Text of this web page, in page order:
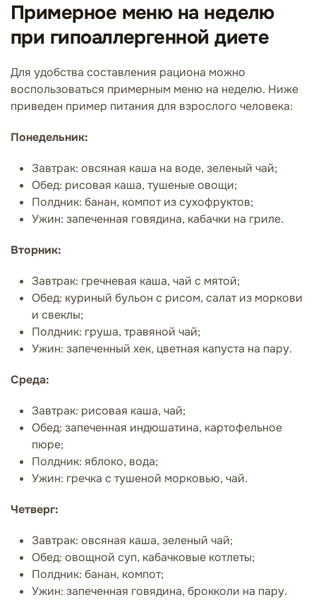
Примерное меню на неделю
при гипоаллергенной диете
Для удобства составления рациона можно
воспользоваться примерным меню на неделю. Ниже
приведен пример питания для взрослого человека:
Понедельник:
Завтрак: овсяная каша на воде, зеленый чай;
Обед: рисовая каша, тушеные овощи;
Полдник: банан, компот из сухофруктов;
Ужин: запеченная говядина, кабачки на гриле.
Вторник:
Завтрак: гречневая каша, чай с мятой;
Обед: куриный бульон с рисом, салат из моркови
и свеклы;
Полдник: груша, травяной чай;
Ужин: запеченный хек, цветная капуста на пару.
Среда:
Завтрак: рисовая каша, чай;
Обед: запеченная индюшатина, картофельное
пюре;
Полдник: яблоко, вода;
Ужин: гречка с тушеной морковью, чай.
Четверг:
Завтрак: овсяная каша, зеленый чай;
Обед: овощной суп, кабачковые котлеты;
Полдник: банан, компот;
Ужин: запеченная говядина, брокколи на пару.